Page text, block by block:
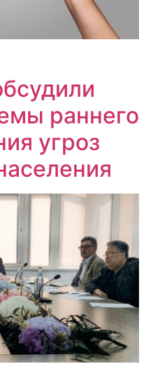
раннего
угроз